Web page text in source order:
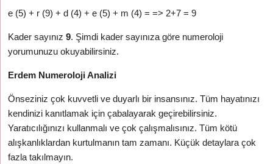
e (5) + r (9) + d (4) + e (5) + m (4) = => 2+7 = 9
Kader sayınız9. Şimdi kader sayınıza göre numeroloji
yorumunuzu okuyabilirsiniz.
Erdem Numeroloji Analizi
Önseziniz çok kuvvetli ve duyarlı bir insansınız. Tüm hayatınızı
kendinizi kanıtlamak için çabalayarak geçirebilirsiniz.
Yaratıcılığınızı kullanmalı ve çok çalışmalısınız. Tüm kötü
alışkanlıklardan kurtulmanın tam zamanı. Küçük detaylara çok
fazla takılmayın.